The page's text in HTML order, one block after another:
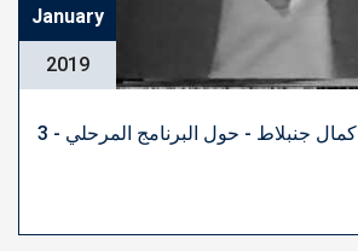
January
2019
كمال جنبلاط - حول البرنامج المرحلي - 3